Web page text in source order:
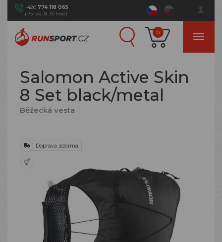
+420 774 118 065
(Po–pá: 8–15 hod.)
0
Salomon Active Skin
8 Set black/metal
Běžecká vesta
Doprava zdarma